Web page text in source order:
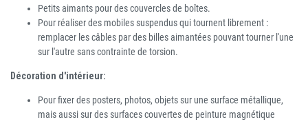
Petits aimants pour des couvercles de boîtes.
Pour réaliser des mobiles suspendus qui tournent librement :
remplacer les câbles par des billes aimantées pouvant tourner l'une
sur l'autre sans contrainte de torsion.
Décoration d'intérieur:
Pour fixer des posters, photos, objets sur une surface métallique,
mais aussi sur des surfaces couvertes de peinture magnétique